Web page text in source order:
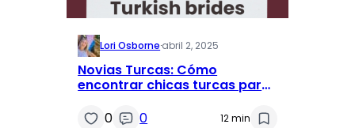
Lori Osborne·abril 2, 2025
Novias Turcas: Cómo
encontrar chicas turcas para
0
0 12 min